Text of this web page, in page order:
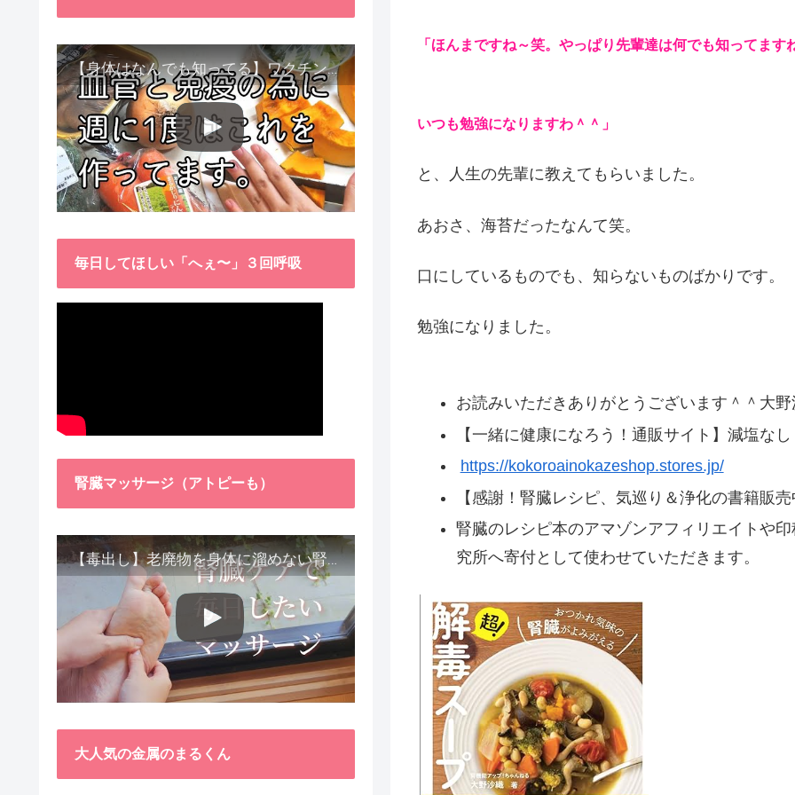
「ほんまですね～笑。やっぱり先輩達は何でも知ってます
いつも勉強になりますわ＾＾」
と、人生の先輩に教えてもらいました。
あおさ、海苔だったなんて笑。
口にしているものでも、知らないものばかりです。
勉強になりました。
お読みいただきありがとうございます＾＾大
【一緒に健康になろう！通販サイト】減塩な
https://kokoroainokazeshop.stores.jp/
【感謝！腎臓レシピ、気巡り＆浄化の書籍販
腎臓のレシピ本のアマゾンアフィリエイトや
究所へ寄付として使わせていただきます。
【身体はなんでも知ってる】ワクチン接種後、異常に食べたくなった野菜が細胞回復に貢献してくれました。
毎日してほしい「へぇ〜」３回呼吸
腎臓マッサージ（アトピーも）
【毒出し】老廃物を身体に溜めない腎臓ケア４種をご紹介します。
大人気の金属のまるくん